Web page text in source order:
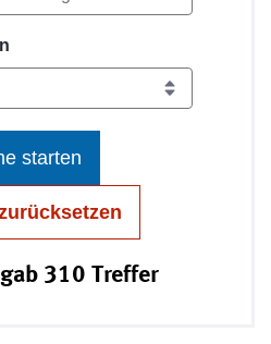
starten
310 Treffer